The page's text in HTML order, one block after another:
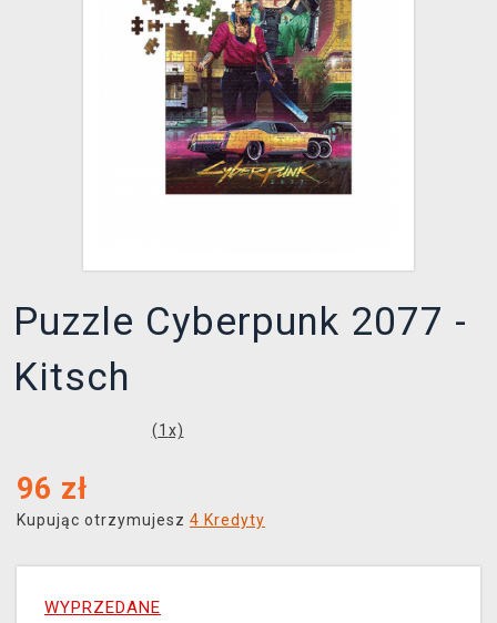
XZONE KLUB
Puzzle Cyberpunk 2077 -
Kitsch
(1 x)
96 zł
Kupując otrzymujesz 4 Kredyty
WYPRZEDANE